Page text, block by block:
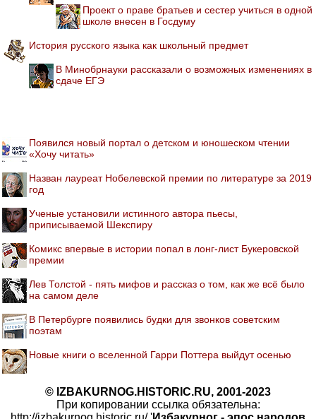
Проект о праве братьев и сестер учиться в одной
школе внесен в Госдуму
История русского языка как школьный предмет
В Минобрнауки рассказали о возможных изменениях в
сдаче ЕГЭ
Появился новый портал о детском и юношеском чтении
«Хочу читать»
Назван лауреат Нобелевской премии по литературе за 2019
год
Ученые установили истинного автора пьесы,
приписываемой Шекспиру
Комикс впервые в истории попал в лонг-лист Букеровской
премии
Лев Толстой - пять мифов и рассказ о том, как же всё было
на самом деле
В Петербурге появились будки для звонков советским
поэтам
Новые книги о вселенной Гарри Поттера выйдут осенью
© IZBAKURNOG.HISTORIC.RU, 2001-2023
При копировании ссылка обязательна: